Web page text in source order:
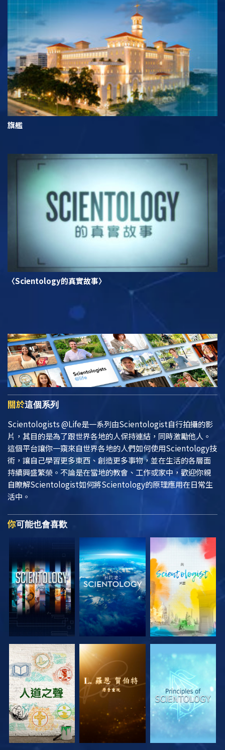
旗艦
〈Scientology的真實故事〉
關於這個系列
Scientologists @Life是一系列由Scientologist自行拍攝的影
片，其目的是為了跟世界各地的人保持連結，同時激勵他人。
這個平台讓你一窺來自世界各地的人們如何使用Scientology技
術，讓自己學習更多東西、創造更多事物，並在生活的各層面
持續興盛繁榮。不論是在當地的教會、工作或家中，歡迎你親
自瞭解Scientologist如何將Scientology的原理應用在日常生
活中。
你可能也會喜歡
探索系列節目 探索系列節目 探索系列節目